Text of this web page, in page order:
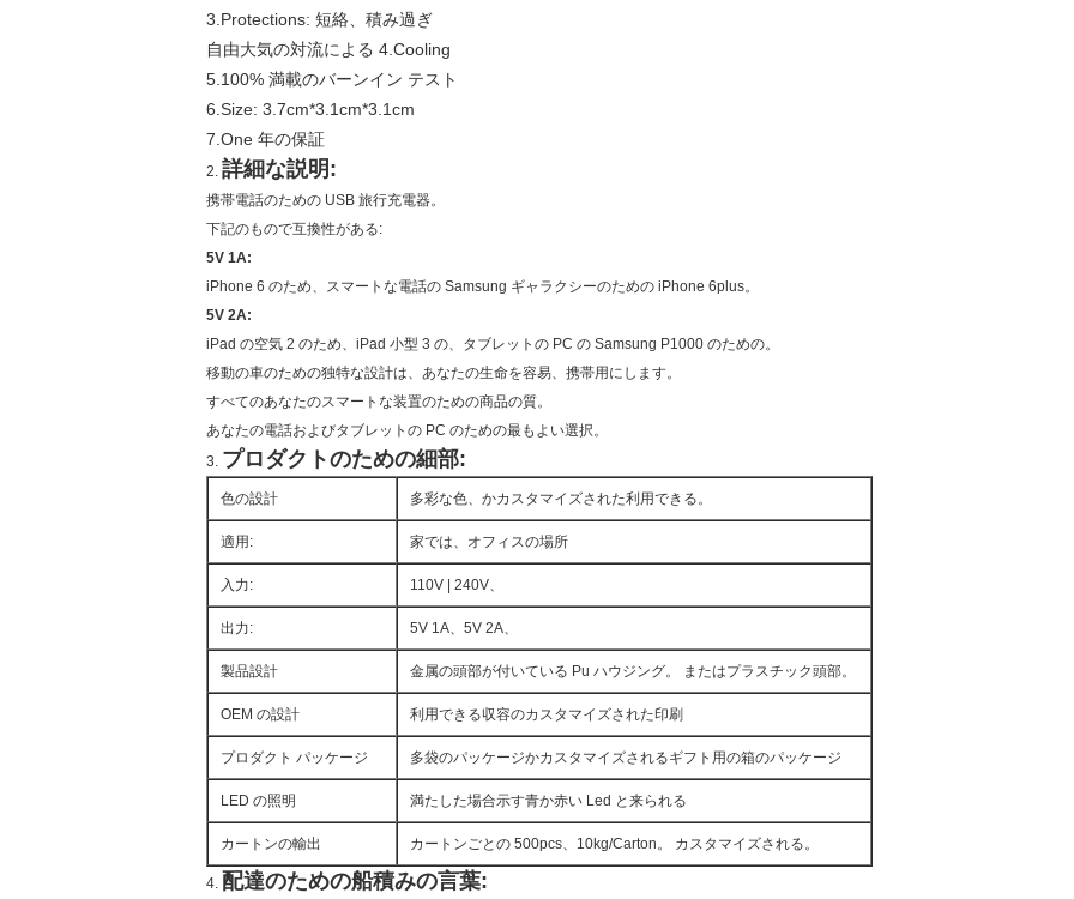
3.Protections: 短絡、積み過ぎ
自由大気の対流による 4.Cooling
5.100% 満載のバーンイン テスト
6.Size: 3.7cm*3.1cm*3.1cm
7.One 年の保証
2. 詳細な説明:
携帯電話のための USB 旅行充電器。
下記のもので互換性がある:
5V 1A:
iPhone 6 のため、スマートな電話の Samsung ギャラクシーのための iPhone 6plus。
5V 2A:
iPad の空気 2 のため、iPad 小型 3 の、タブレットの PC の Samsung P1000 のための。
移動の車のための独特な設計は、あなたの生命を容易、携帯用にします。
すべてのあなたのスマートな装置のための商品の質。
あなたの電話およびタブレットの PC のための最もよい選択。
3. プロダクトのための細部:
色の設計 多彩な色、かカスタマイズされた利用できる。
適用: 家では、オフィスの場所
入力: 110V | 240V、
出力: 5V 1A、5V 2A、
製品設計 金属の頭部が付いている Pu ハウジング。 またはプラスチック頭部。
OEM の設計 利用できる収容のカスタマイズされた印刷
プロダクト パッケージ 多袋のパッケージかカスタマイズされるギフト用の箱のパッケージ
LED の照明 満たした場合示す青か赤い Led と来られる
カートンの輸出 カートンごとの 500pcs、10kg/Carton。 カスタマイズされる。
4. 配達のための船積みの言葉: